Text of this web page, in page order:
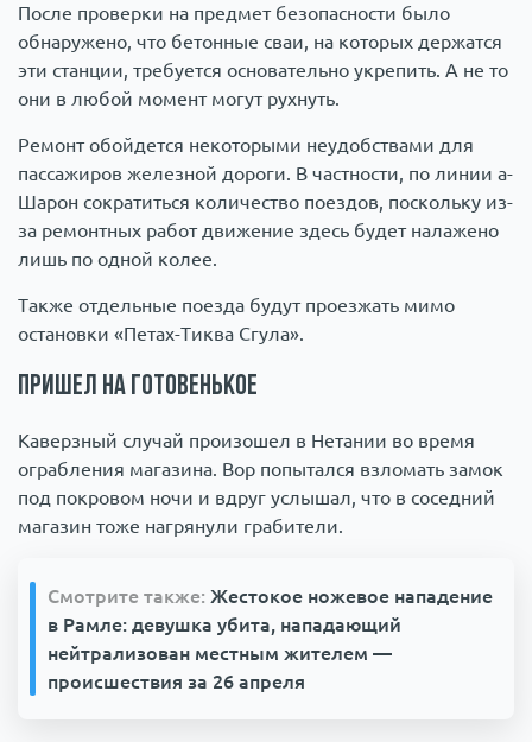
После проверки на предмет безопасности было
обнаружено, что бетонные сваи, на которых держатся
эти станции, требуется основательно укрепить. А не то
они в любой момент могут рухнуть.
Ремонт обойдется некоторыми неудобствами для
пассажиров железной дороги. В частности, по линии а-
Шарон сократиться количество поездов, поскольку из-
за ремонтных работ движение здесь будет налажено
лишь по одной колее.
Также отдельные поезда будут проезжать мимо
остановки «Петах-Тиква Сгула».
Пришел на готовенькое
Каверзный случай произошел в Нетании во время
ограбления магазина. Вор попытался взломать замок
под покровом ночи и вдруг услышал, что в соседний
магазин тоже нагрянули грабители.
Смотрите также: Жестокое ножевое нападение
в Рамле: девушка убита, нападающий
нейтрализован местным жителем —
происшествия за 26 апреля